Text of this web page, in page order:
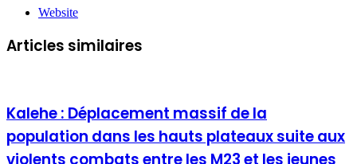
Website
Articles similaires
Kalehe : Déplacement massif de la
population dans les hauts plateaux suite aux
violents combats entre les M23 et les jeunes